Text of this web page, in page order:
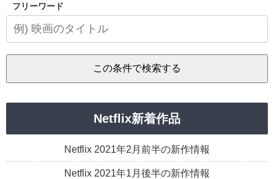
フリーワード
Netflix新着作品
Netflix 2021年2月前半の新作情報
Netflix 2021年1月後半の新作情報